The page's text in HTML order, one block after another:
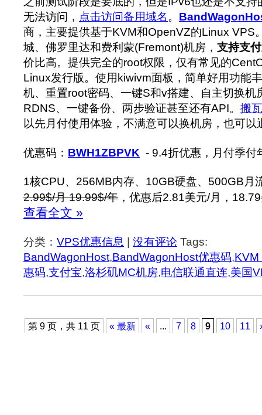
无法访问， 点击访问备用域名 。
商，主要提供基于KVM和OpenVZ的Linux VPS
城、佛罗里达和费利蒙(Fremont)机房， 支持支
价比高。提供完全的root权限，仅有常见的
Linux发行版。使用kiwivm面板，简单好用功能
机、重置root密码、一键S和v搭建、自主切换机
RDNS、一键备份、两步验证甚至还有API。 搬
以先月付使用体验，不满意可以换机房，也可以
优惠码： BWH1ZBPVK - 9.4折优惠，月付季付
1核CPU、256MB内存、10GB硬盘、500GB月
2.99$/月 19.99$/年 ，优惠后2.81美元/月，
查看全文 »
分类： VPS优惠信息 | 没有评论 Tags:
BandWagonHost,BandWagonHost优惠码,KVM
惠码,支付宝,洛杉矶MC机房,电信联通直连,美国
第 9 页，共 11 页 « 最新 « 7 8 9 10 11